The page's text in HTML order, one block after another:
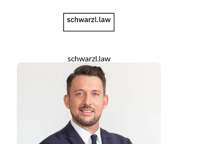
schwarzl.law